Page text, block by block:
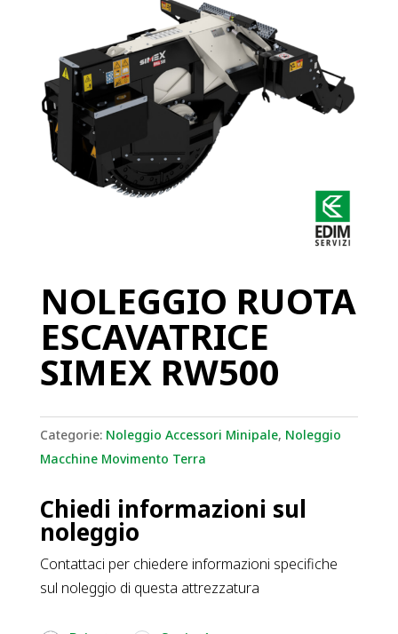
NOLEGGIO RUOTA
ESCAVATRICE
SIMEX RW500
Categorie: Noleggio Accessori Minipale, Noleggio
Macchine Movimento Terra
Chiedi informazioni sul
noleggio
Contattaci per chiedere informazioni specifiche
sul noleggio di questa attrezzatura